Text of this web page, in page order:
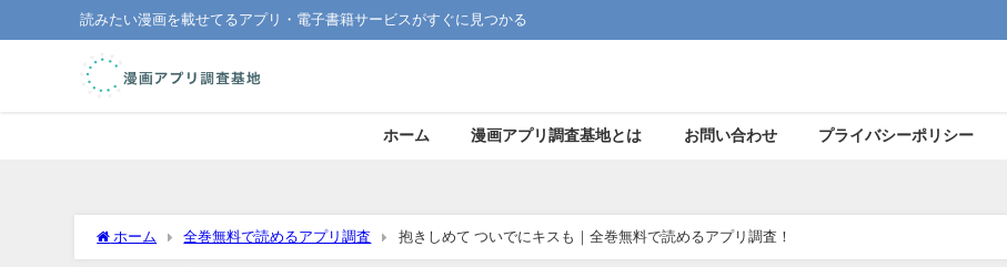
読みたい漫画を載せてるアプリ・電子書籍サービスがすぐに見つかる
ホーム 漫画アプリ調査基地とは お問い合わせ プライバシーポリシー
ホーム 全巻無料で読めるアプリ調査 抱きしめて ついでにキスも｜全巻無料で読めるアプリ調査！